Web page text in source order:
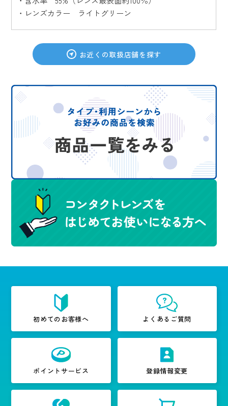
・レンズカラー ライトグリーン
お近くの取扱店舗を探す
初めてのお客様へ よくあるご質問
ポイントサービス 登録情報変更